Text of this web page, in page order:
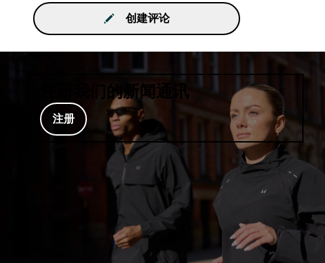
创建评论
注册我们的新闻通讯
注册